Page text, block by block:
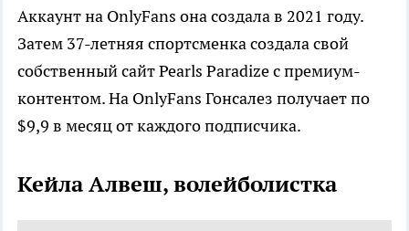
Аккаунт на OnlyFans она создала в 2021 году.
Затем 37-летняя спортсменка создала свой
собственный сайт Pearls Paradize с премиум-
контентом. На OnlyFans Гонсалез получает по
$9,9 в месяц от каждого подписчика.
Кейла Алвеш, волейболистка